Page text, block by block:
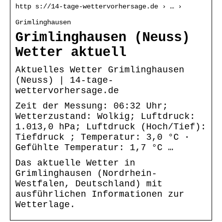
http s://14-tage-wettervorhersage.de › … ›
Grimlinghausen
Grimlinghausen (Neuss)
Wetter aktuell
Aktuelles Wetter Grimlinghausen
(Neuss) | 14-tage-
wettervorhersage.de
Zeit der Messung: 06:32 Uhr;
Wetterzustand: Wolkig; Luftdruck:
1.013,0 hPa; Luftdruck (Hoch/Tief):
Tiefdruck ; Temperatur: 3,0 °C ·
Gefühlte Temperatur: 1,7 °C …
Das aktuelle Wetter in
Grimlinghausen (Nordrhein-
Westfalen, Deutschland) mit
ausführlichen Informationen zur
Wetterlage.